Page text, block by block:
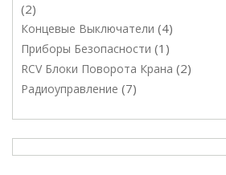
2
Концевые Выключатели 4
Приборы Безопасности 1
RCV Блоки Поворота Крана 2
Радиоуправление 7